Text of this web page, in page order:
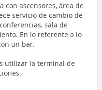
con ascensores, área de
servicio de cambio de
sala de
En lo referente a lo
un bar.
utilizar la terminal de